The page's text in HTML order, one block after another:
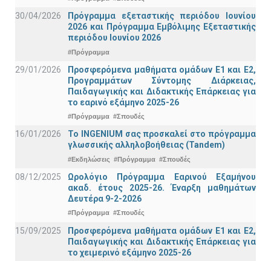
30/04/2026
Πρόγραμμα εξεταστικής περιόδου Ιουνίου
2026 και Πρόγραμμα Εμβόλιμης Εξεταστικής
περιόδου Ιουνίου 2026
#Πρόγραμμα
29/01/2026
Προσφερόμενα μαθήματα ομάδων Ε1 και Ε2,
Προγραμμάτων Σύντομης Διάρκειας,
Παιδαγωγικής και Διδακτικής Επάρκειας για
το εαρινό εξάμηνο 2025-26
#Πρόγραμμα #Σπουδές
16/01/2026
Το INGENIUM σας προσκαλεί στο πρόγραμμα
γλωσσικής αλληλοβοήθειας (Tandem)
#Εκδηλώσεις #Πρόγραμμα #Σπουδές
08/12/2025
Ωρολόγιο Πρόγραμμα Εαρινού Εξαμήνου
ακαδ. έτους 2025-26. Έναρξη μαθημάτων
Δευτέρα 9-2-2026
#Πρόγραμμα #Σπουδές
15/09/2025
Προσφερόμενα μαθήματα ομάδων Ε1 και Ε2,
Παιδαγωγικής και Διδακτικής Επάρκειας για
το χειμερινό εξάμηνο 2025-26